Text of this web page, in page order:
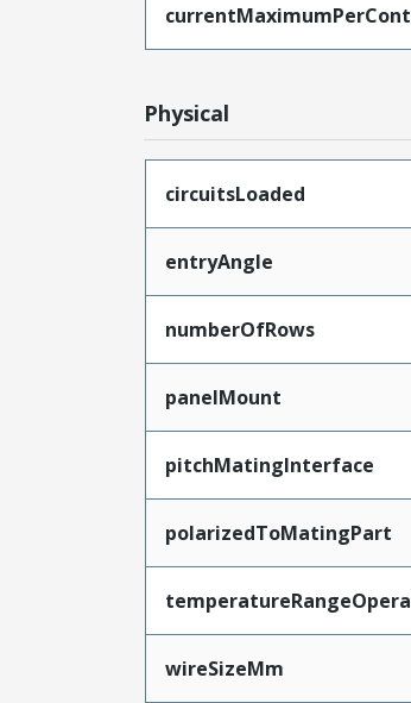
Physical
circuitsLoaded
entryAngle
numberOfRows
panelMount
pitchMatingInterface
polarizedToMatingPart
wireSizeMm